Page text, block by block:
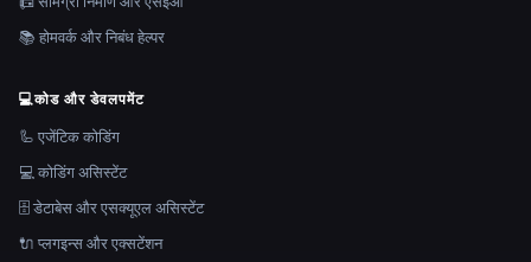
📚 होमवर्क और निबंध हेल्पर
💻कोड और डेवलपमेंट
🦾 एजेंटिक कोडिंग
💻 कोडिंग असिस्टेंट
🗄️ डेटाबेस और एसक्यूएल असिस्टेंट
🔌 प्लगइन्स और एक्सटेंशन